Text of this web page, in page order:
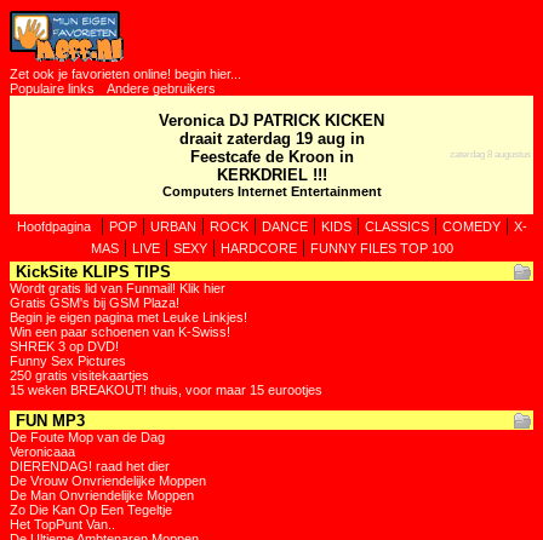
Zet ook je favorieten online! begin hier...
Populaire links
Andere gebruikers
Veronica DJ PATRICK KICKEN
draait zaterdag 19 aug in
Feestcafe de Kroon in
KERKDRIEL !!!
Computers Internet Entertainment
zaterdag 8 augustus
Hoofdpagina| POP| URBAN | ROCK| DANCE| KIDS| CLASSICS| COMEDY| X-
MAS| LIVE| SEXY| HARDCORE| FUNNY FILES TOP 100
KickSite KLIPS TIPS
Wordt gratis lid van Funmail! Klik hier
Gratis GSM's bij GSM Plaza!
Begin je eigen pagina met Leuke Linkjes!
Win een paar schoenen van K-Swiss!
SHREK 3 op DVD!
Funny Sex Pictures
250 gratis visitekaartjes
15 weken BREAKOUT! thuis, voor maar 15 eurootjes
FUN MP3
De Foute Mop van de Dag
Veronicaaa
DIERENDAG! raad het dier
De Vrouw Onvriendelijke Moppen
De Man Onvriendelijke Moppen
Zo Die Kan Op Een Tegeltje
Het TopPunt Van..